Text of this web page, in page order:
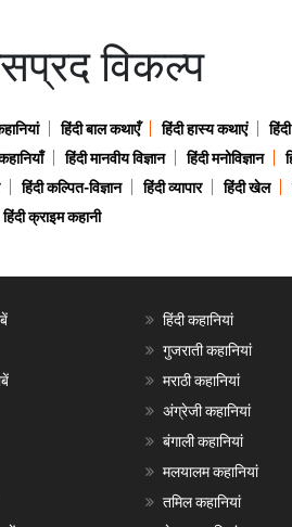
विकल्प
हिंदी बाल कथाएँ हिंदी हास्य कथाएं
हिंदी मानवीय विज्ञान हिंदी मनोविज्ञान
हिंदी कल्पित-विज्ञान हिंदी व्यापार हिंदी खेल
हिंदी क्राइम कहानी
हिंदी कहानियां
गुजराती कहानियां
मराठी कहानियां
अंग्रेजी कहानियां
बंगाली कहानियां
मलयालम कहानियां
तमिल कहानियां